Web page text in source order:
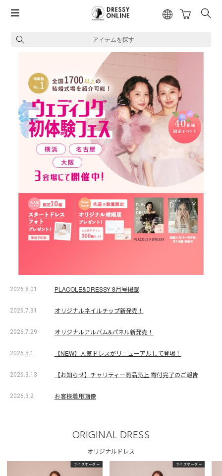
アイテムを探す
2026.8.01 PLACOLE&DRESSY 8月号掲載
2026.7.31 オリジナルネイルチップ新発売！
2026.7.29 オリジナルアルバム&パネル新発売！
2026.5.1 【NEW】人気ドレスがリニューアルして登場！
2026.3.13 【お知らせ】チャリティー商品売上 寄付完了のご報告
2026.3.2 お客様着用画像
ORIGINAL DRESS
オリジナルドレス
サイズオーダー サイズオーダー